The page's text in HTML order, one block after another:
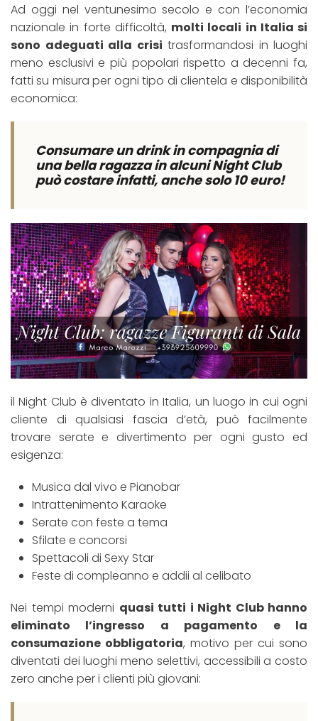
Ad oggi nel ventunesimo secolo e con l’economia
nazionale in forte difficoltà, molti locali in Italia si
sono adeguati alla crisi trasformandosi in luoghi
meno esclusivi e più popolari rispetto a decenni fa,
fatti su misura per ogni tipo di clientela e disponibilità
economica:
Consumare un drink in compagnia di
una bella ragazza in alcuni Night Club
può costare infatti, anche solo 10 euro!
il Night Club è diventato in Italia, un luogo in cui ogni
cliente di qualsiasi fascia d’età, può facilmente
trovare serate e divertimento per ogni gusto ed
esigenza:
Musica dal vivo e Pianobar
Intrattenimento Karaoke
Serate con feste a tema
Sfilate e concorsi
Spettacoli di Sexy Star
Feste di compleanno e addii al celibato
Nei tempi moderni quasi tutti i Night Club hanno
eliminato l’ingresso a pagamento e la
consumazione obbligatoria, motivo per cui sono
diventati dei luoghi meno selettivi, accessibili a costo
zero anche per i clienti più giovani: